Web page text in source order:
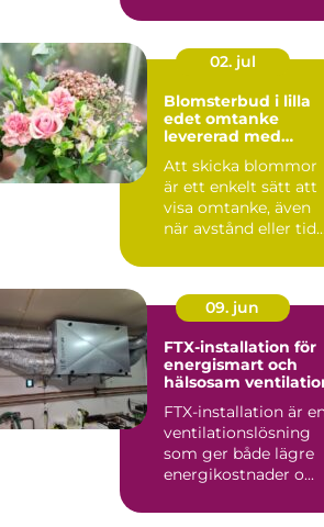
s...
02. jul
Blomsterbud i lilla
edet omtanke
levererad med
Att skicka blommor
är ett enkelt sätt att
visa omtanke, även
när avstånd eller tid
09. jun
FTX-installation för
energismart och
hälsosam
FTX-installation är
ventilationslösning
som ger både lägre
energikostnader o...